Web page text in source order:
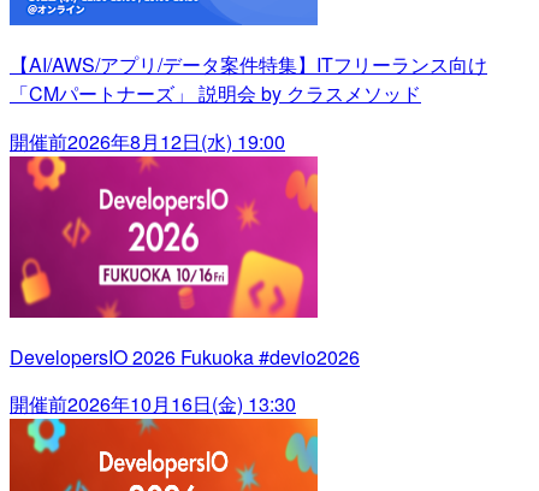
【AI/AWS/アプリ/データ案件特集】ITフリーランス向け
「CMパートナーズ」 説明会 by クラスメソッド
開催前2026年8月12日(水) 19:00
DevelopersIO 2026 Fukuoka #devio2026
開催前2026年10月16日(金) 13:30